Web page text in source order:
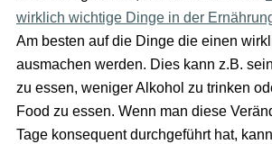
wirklich wichtige Dinge in der
Am besten auf die Dinge die einen
ausmachen werden. Dies kann z.B.
zu essen, weniger Alkohol zu trinken
Food zu essen. Wenn man diese
Tage konsequent durchgeführt hat,